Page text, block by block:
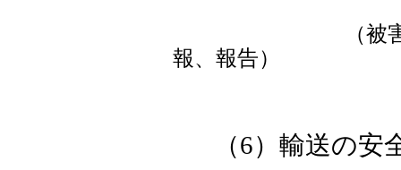
（被害者救護
報、報告）
（6）輸送の安全